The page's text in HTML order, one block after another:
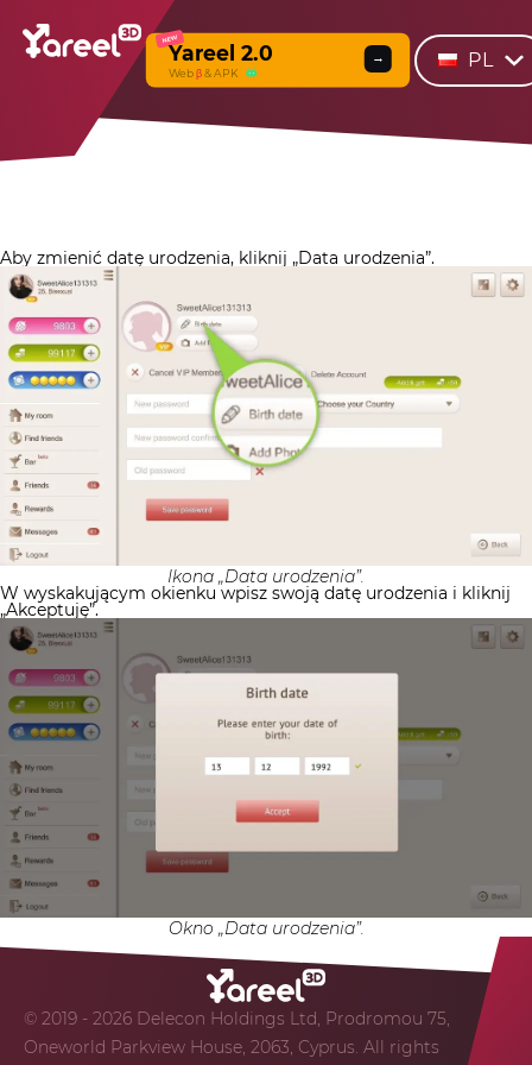
NEW
Yareel 2.0
Webβ & APK
→ PL
Aby zmienić datę urodzenia, kliknij „Data urodzenia”.
Ikona „Data urodzenia”.
W wyskakującym okienku wpisz swoją datę urodzenia i kliknij
„Akceptuję”.
Okno „Data urodzenia”.
© 2019 - 2026 Delecon Holdings Ltd, Prodromou 75,
Oneworld Parkview House, 2063, Cyprus. All rights